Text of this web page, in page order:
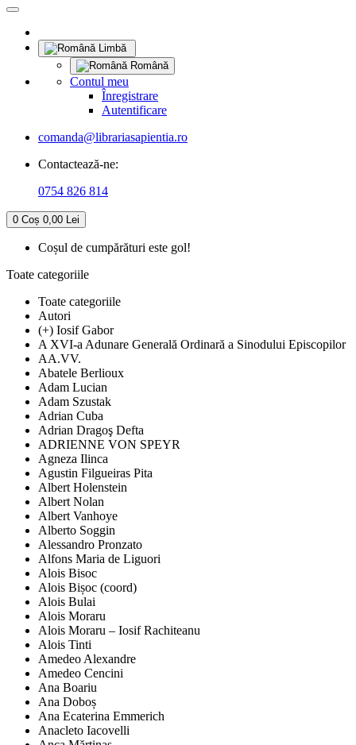
Limbă
Română
Contul meu
Înregistrare
Autentificare
comanda@librariasapientia.ro
Contactează-ne:
0754 826 814
0 Coș 0,00 Lei
Coșul de cumpărături este gol!
Toate categoriile
Toate categoriile
Autori
(+) Iosif Gabor
A XVI-a Adunare Generală Ordinară a Sinodului Episcopilor
AA.VV.
Abatele Berlioux
Adam Lucian
Adam Szustak
Adrian Cuba
Adrian Dragoş Defta
ADRIENNE VON SPEYR
Agneza Ilinca
Agustin Filgueiras Pita
Albert Holenstein
Albert Nolan
Albert Vanhoye
Alberto Soggin
Alessandro Pronzato
Alfons Maria de Liguori
Alois Bisoc
Alois Bișoc (coord)
Alois Bulai
Alois Moraru
Alois Moraru – Iosif Rachiteanu
Alois Tinti
Amedeo Alexandre
Amedeo Cencini
Ana Boariu
Ana Doboș
Ana Ecaterina Emmerich
Anacleto Iacovelli